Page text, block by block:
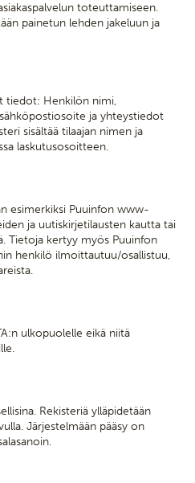
toteuttamiseen.
painetun lehden jakeluun ja
tiedot: Henkilön nimi,
ja yhteystiedot
sisältää tilaajan nimen ja
laskutusosoitteen.
esimerkiksi Puuinfon www-
ja uutiskirjetilausten kautta tai
Tietoja kertyy myös Puuinfon
henkilö ilmoittautuu/osallistuu,
ulkopuolelle eikä niitä
Rekisteriä ylläpidetään
Järjestelmään pääsy on